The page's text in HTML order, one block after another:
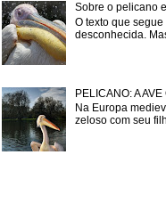
Sobre o pelicano
O texto que
desconhecida.
PELICANO: A
Na Europa
zeloso com seu